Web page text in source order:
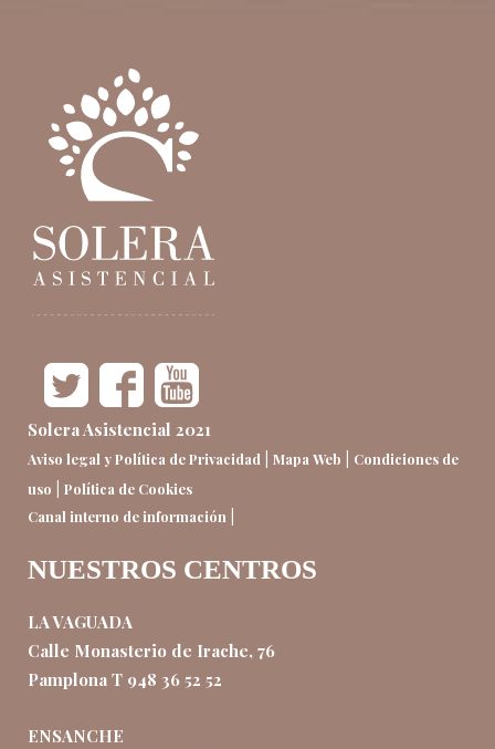
Solera Asistencial 2021
Aviso legal y Política de Privacidad Mapa Web
Condiciones de
uso
Política de Cookies
Canal interno de información
NUESTROS CENTROS
LA VAGUADA
Calle Monasterio de Irache, 76
Pamplona T 948 36 52 52
ENSANCHE